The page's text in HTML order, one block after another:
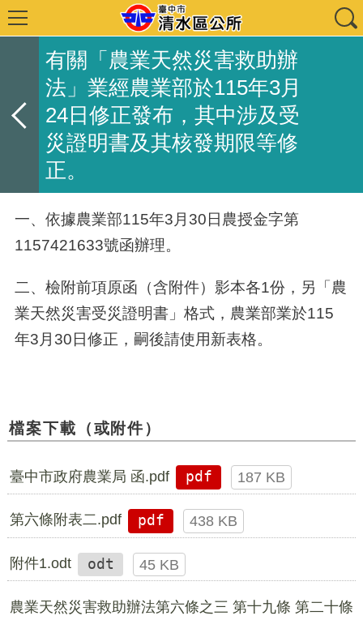
有關「農業天然災害救助辦
法」業經農業部於115年3月
24日修正發布，其中涉及受
災證明書及其核發期限等修
正。
一、依據農業部115年3月30日農授金字第
1157421633號函辦理。
二、檢附前項原函（含附件）影本各1份，另「農
業天然災害受災證明書」格式，農業部業於115
年3月30日修正，嗣後請使用新表格。
檔案下載（或附件）
臺中市政府農業局 函.pdf pdf 187 KB
第六條附表二.pdf pdf 438 KB
附件1.odt odt 45 KB
農業天然災害救助辦法第六條之三 第十九條 第二十條